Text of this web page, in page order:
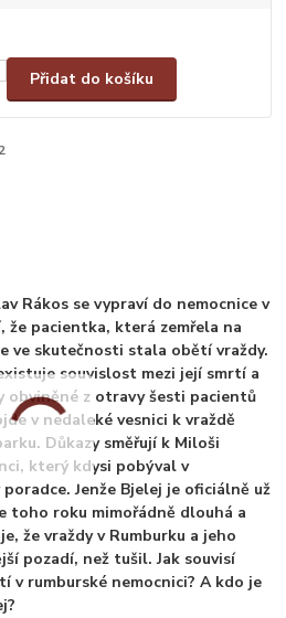
Přidat do košíku
Rákos se vypraví do nemocnice v
že pacientka, která zemřela na
ve skutečnosti stala obětí vraždy.
souvislost mezi její smrtí a
obviněné z otravy šesti pacientů
v nedaleké vesnici k vraždě
Důkazy směřují k Miloši
který kdysi pobýval v
Jenže Bjelej je oficiálně už
toho roku mimořádně dlouhá a
že vraždy v Rumburku a jeho
pozadí, než tušil. Jak souvisí
v rumburské nemocnici? A kdo je